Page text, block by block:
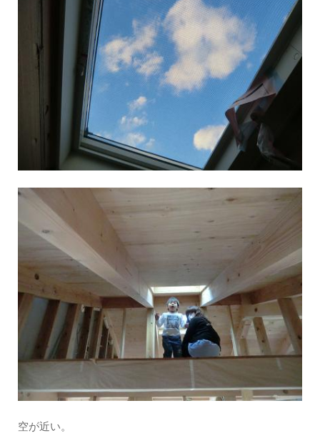
空が近い。